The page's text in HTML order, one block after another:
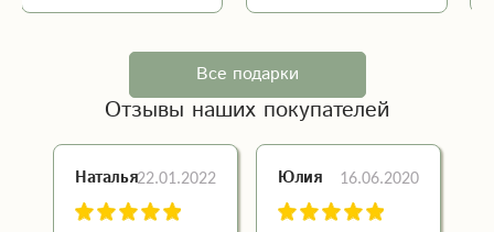
Все подарки
Отзывы наших покупателей
Наталья22.01.2022 Юлия 16.06.2020